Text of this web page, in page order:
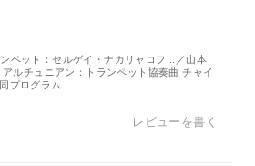
ペット：セルゲイ・ナカリャコフ...／山本
ルチュニアン：トランペット協奏曲 チャイ
プログラム...
レビューを書く